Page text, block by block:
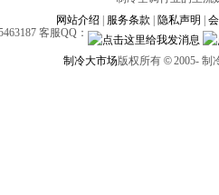
网站介绍
服务条款 隐私声明
客服QQ：
制冷大市场版权所有 ©2005-制